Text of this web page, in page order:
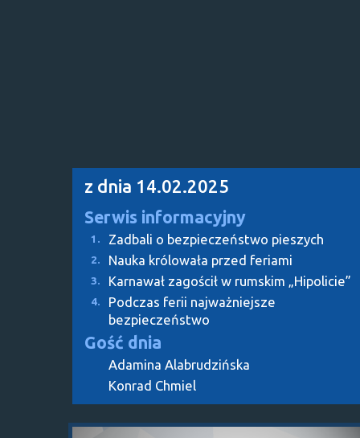
z dnia 14.02.2025
Serwis informacyjny
1. Zadbali o bezpieczeństwo pieszych
2. Nauka królowała przed feriami
3. Karnawał zagościł w rumskim „Hipolicie”
4.
Podczas ferii najważniejsze
bezpieczeństwo
Gość dnia
Adamina Alabrudzińska
Konrad Chmiel